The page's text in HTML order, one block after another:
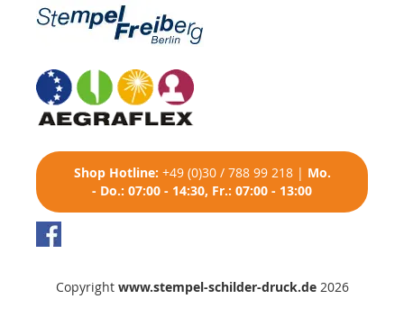
Shop Hotline: +49 (0)30 / 788 99 218| Mo.
- Do.: 07:00 - 14:30, Fr.: 07:00 - 13:00
Copyright www.stempel-schilder-druck.de2026